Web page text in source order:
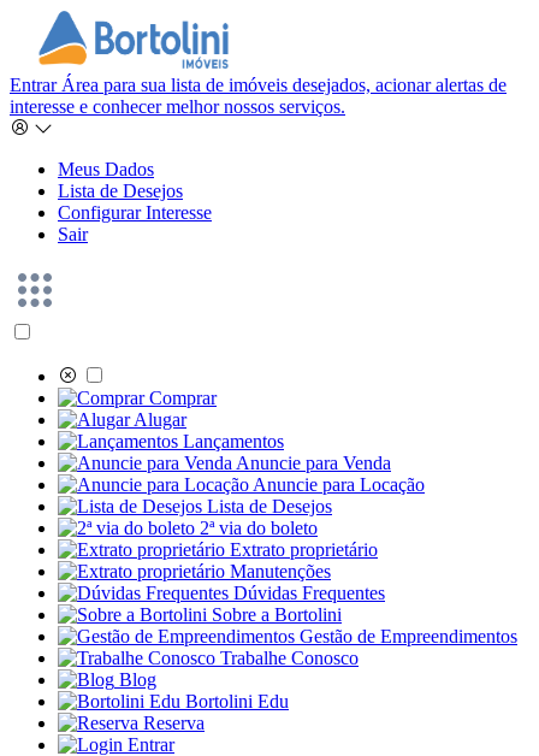
Entrar Área para sua lista de imóveis desejados, acionar alertas de
interesse e conhecer melhor nossos serviços.
Meus Dados
Lista de Desejos
Configurar Interesse
Sair
Comprar
Alugar
Lançamentos
Anuncie para Venda
Anuncie para Locação
Lista de Desejos
2ª via do boleto
Extrato proprietário
Manutenções
Dúvidas Frequentes
Sobre a Bortolini
Gestão de Empreendimentos
Trabalhe Conosco
Blog
Bortolini Edu
Reserva
Entrar